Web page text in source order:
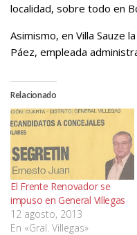
localidad, sobre todo en
Asimismo, en Villa Sauze
Páez, empleada
Relacionado
El Frente Renovador se
impuso en General Villegas
12 agosto, 2013
En «Gral. Villegas»